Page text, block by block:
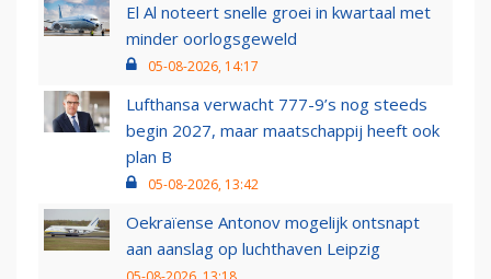
El Al noteert snelle groei in kwartaal met
minder oorlogsgeweld
05-08-2026, 14:17
Lufthansa verwacht 777-9’s nog steeds
begin 2027, maar maatschappij heeft ook
plan B
05-08-2026, 13:42
Oekraïense Antonov mogelijk ontsnapt
aan aanslag op luchthaven Leipzig